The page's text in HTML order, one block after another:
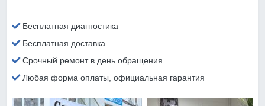
Бесплатная диагностика
Бесплатная доставка
Срочный ремонт в день обращения
Любая форма оплаты, официальная гарантия